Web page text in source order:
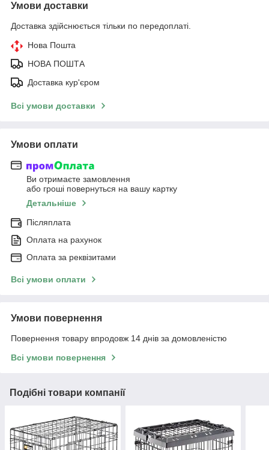
Умови доставки
Доставка здійснюється тільки по передоплаті.
Нова Пошта
НОВА ПОШТА
Доставка кур'єром
Всі умови доставки
Умови оплати
Ви отримаєте замовлення
або гроші повернуться на вашу картку
Детальніше
Післяплата
Оплата на рахунок
Оплата за реквізитами
Всі умови оплати
Умови повернення
Повернення товару впродовж 14 днів за домовленістю
Всі умови повернення
Подібні товари компанії